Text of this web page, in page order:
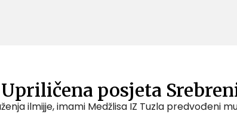
posjeta
ilmijje, imami Medžlisa IZ Tuzla predvođeni